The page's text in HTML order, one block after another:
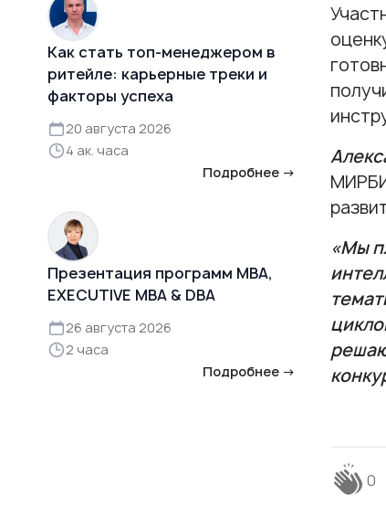
«Мы
Как стать топ-менеджером в
ритейле: карьерные треки и
факторы успеха
20 августа 2026
4 ак. часа
Подробнее →
Презентация программ MBA,
EXECUTIVE MBA & DBA
26 августа 2026
2 часа
Подробнее →
0